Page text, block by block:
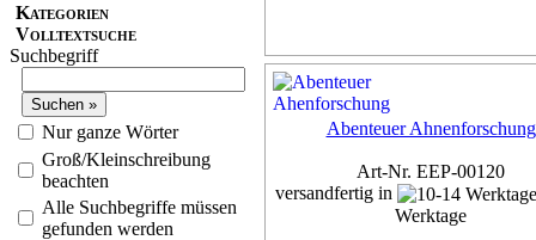
Kategorien
Volltextsuche
Suchbegriff
Nur ganze Wörter
Groß/Kleinschreibung
beachten
Alle Suchbegriffe müssen
gefunden werden
Abenteuer Ahnenforschung
Art-Nr. EEP-00120
versandfertig in
Werktage